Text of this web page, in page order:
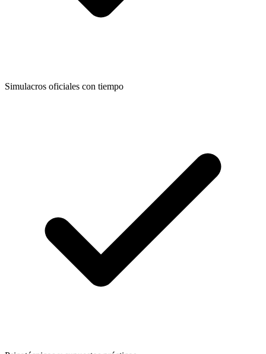
Simulacros oficiales con tiempo